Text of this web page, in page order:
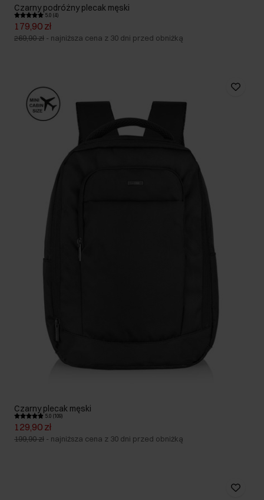
Czarny podróżny plecak męski
5.0 (4)
179,90 zł
269,90 zł - najniższa cena z 30 dni przed obniżką
Czarny plecak męski
5.0 (109)
129,90 zł
199,90 zł - najniższa cena z 30 dni przed obniżką